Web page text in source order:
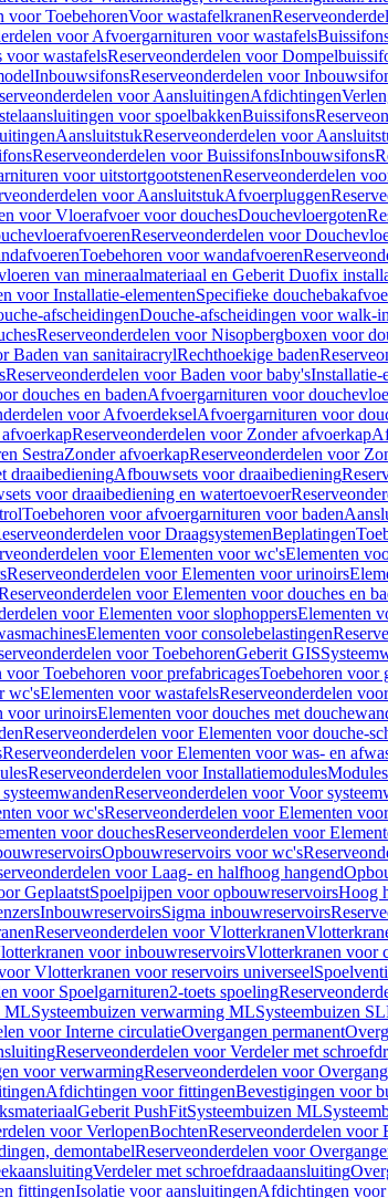
voor ToebehorenVoor wastafelkranen
voor Afvoergarnituren voor wastafels
voor wastafelsReserveonderdelen voor
InbouwsifonsReserveonderdelen voor
voor AansluitingenAfdichtingen
voor spoelbakkenBuissifons
AansluitstukReserveonderdelen voor
Reserveonderdelen voor BuissifonsInbouwsifons
voor uitstortgootstenenReserveonderdelen
voor AansluitstukAfvoerpluggen
voor Vloerafvoer voor douchesDouchevloergoten
Reserveonderdelen voor
Toebehoren voor wandafvoeren
van mineraalmateriaal en Geberit Duofix
voor Installatie-elementenSpecifieke
afscheidingenDouche-afscheidingen voor walk-
Reserveonderdelen voor Nisopbergboxen voor
Baden van sanitairacrylRechthoekige baden
Reserveonderdelen voor Baden voor baby'sInstallatie-
douches en badenAfvoergarnituren voor
voor AfvoerdekselAfvoergarnituren voor
Reserveonderdelen voor Zonder afvoerkap
SestraZonder afvoerkapReserveonderdelen voor
draaibedieningAfbouwsets voor draaibediening
voor draaibediening en watertoevoer
Toebehoren voor afvoergarnituren voor baden
voor DraagsystemenBeplatingen
voor Elementen voor wc'sElementen
Reserveonderdelen voor Elementen voor urinoirs
voor Elementen voor douches en
voor Elementen voor slophoppersElementen
Elementen voor consolebelastingen
voor ToebehorenGeberit GIS
voor Toebehoren voor prefabricagesToebehoren voor
wc'sElementen voor wastafelsReserveonderdelen
voor urinoirsElementen voor douches met
Reserveonderdelen voor Elementen voor douche-
Reserveonderdelen voor Elementen voor was- en
Reserveonderdelen voor Installatiemodules
Reserveonderdelen voor Voor
voor wc'sReserveonderdelen voor Elementen
voor douchesReserveonderdelen voor
Opbouwreservoirs voor wc's
voor Laag- en halfhoog hangend
GeplaatstSpoelpijpen voor opbouwreservoirsHoog
InbouwreservoirsSigma inbouwreservoirs
Reserveonderdelen voor Vlotterkranen
voor inbouwreservoirsVlotterkranen voor
Vlotterkranen voor reservoirs universeel
voor Spoelgarnituren2-toets spoeling
MLSysteembuizen verwarming MLSysteembuizen SL
voor Interne circulatieOvergangen permanent
Reserveonderdelen voor Verdeler met
voor verwarmingReserveonderdelen voor
Afdichtingen voor fittingenBevestigingen voor
Geberit PushFitSysteembuizen ML
voor VerlopenBochtenReserveonderdelen voor
demontabelReserveonderdelen voor
Verdeler met schroefdraadaansluiting
fittingenIsolatie voor aansluitingenAfdichtingen